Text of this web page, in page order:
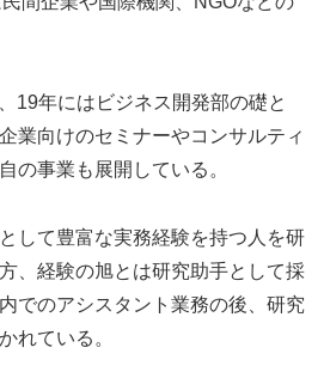
19年にはビジネス開発部の礎と
業向けのセミナーやコンサルティ
の事業も展開している。
して豊富な実務経験を持つ人を研
、経験の旭とは研究助手として採
でのアシスタント業務の後、研究
れている。